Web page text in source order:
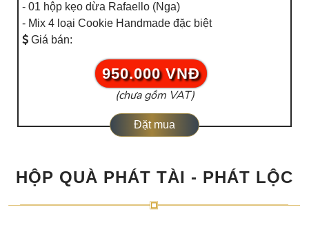
- 01 hộp kẹo dừa Rafaello (Nga)
- Mix 4 loại Cookie Handmade đặc biệt
Giá bán:
950.000 VNĐ
(chưa gồm VAT)
Đặt mua
HỘP QUÀ PHÁT TÀI - PHÁT LỘC